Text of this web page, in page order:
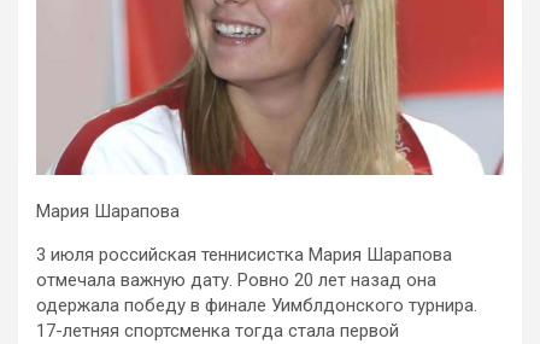
Мария Шарапова
3 июля российская теннисистка Мария Шарапова
отмечала важную дату. Ровно 20 лет назад она
одержала победу в финале Уимблдонского турнира.
17-летняя спортсменка тогда стала первой